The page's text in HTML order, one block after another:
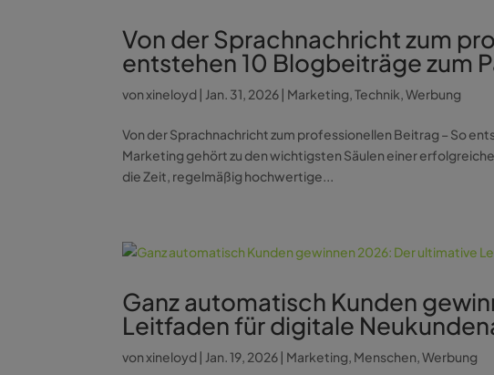
Von der Sprachnachricht zum
entstehen 10 Blogbeiträge zum
vonxineloyd| Jan. 31, 2026| Marketing,Technik,Werbung
Von der Sprachnachricht zum professionellen Beitrag – So
Marketing gehört zu den wichtigsten Säulen einer
die Zeit, regelmäßig hochwertige...
Ganz automatisch Kunden
Leitfaden für digitale
vonxineloyd| Jan. 19, 2026| Marketing, Menschen,Werbung